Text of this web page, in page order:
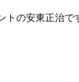
の安東正治で